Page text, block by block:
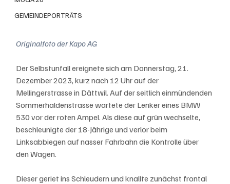
GEMEINDEPORTRÄTS
Originalfoto der Kapo AG
Der Selbstunfall ereignete sich am Donnerstag, 21.
Dezember 2023, kurz nach 12 Uhr auf der
Mellingerstrasse in Dättwil. Auf der seitlich einmündenden
Sommerhaldenstrasse wartete der Lenker eines BMW
530 vor der roten Ampel. Als diese auf grün wechselte,
beschleunigte der 18-Jährige und verlor beim
Linksabbiegen auf nasser Fahrbahn die Kontrolle über
den Wagen.
Dieser geriet ins Schleudern und knallte zunächst frontal